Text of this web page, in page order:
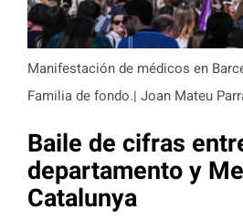
Manifestación de médicos en
Familia de fondo.| Joan Mateu
Baile de cifras
departamento y
Catalunya